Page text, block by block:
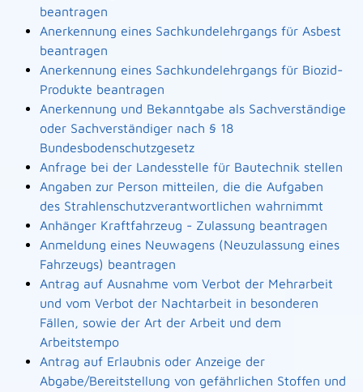
beantragen
Anerkennung eines Sachkundelehrgangs für Asbest
beantragen
Anerkennung eines Sachkundelehrgangs für Biozid-
Produkte beantragen
Anerkennung und Bekanntgabe als Sachverständige
oder Sachverständiger nach § 18
Bundesbodenschutzgesetz
Anfrage bei der Landesstelle für Bautechnik stellen
Angaben zur Person mitteilen, die die Aufgaben
des Strahlenschutzverantwortlichen wahrnimmt
Anhänger Kraftfahrzeug - Zulassung beantragen
Anmeldung eines Neuwagens (Neuzulassung eines
Fahrzeugs) beantragen
Antrag auf Ausnahme vom Verbot der Mehrarbeit
und vom Verbot der Nachtarbeit in besonderen
Fällen, sowie der Art der Arbeit und dem
Arbeitstempo
Antrag auf Erlaubnis oder Anzeige der
Abgabe/Bereitstellung von gefährlichen Stoffen und